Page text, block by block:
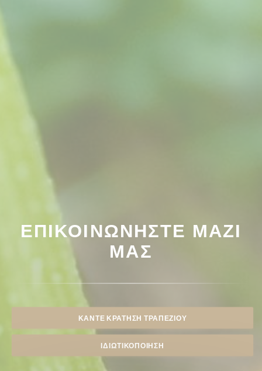
ΕΠΙΚΟΙΝΩΝΉΣΤΕ ΜΑΖΊ
ΜΑΣ
ΚΆΝΤΕ ΚΡΆΤΗΣΗ ΤΡΑΠΕΖΙΟΎ
ΙΔΙΩΤΙΚΟΠΟΊΗΣΗ